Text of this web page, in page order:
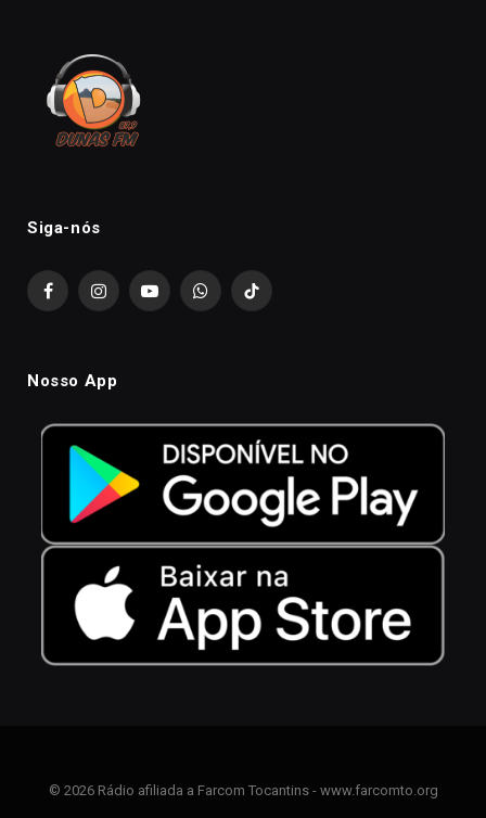
Siga-nós
FacebookInstagramYouTubeWhatsAppTikTok
Nosso App
© 2026 Rádio afiliada a Farcom Tocantins - www.farcomto.org